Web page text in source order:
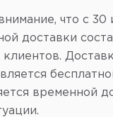
на этой
характер.
что c 30
доставки
клиентов.
временной